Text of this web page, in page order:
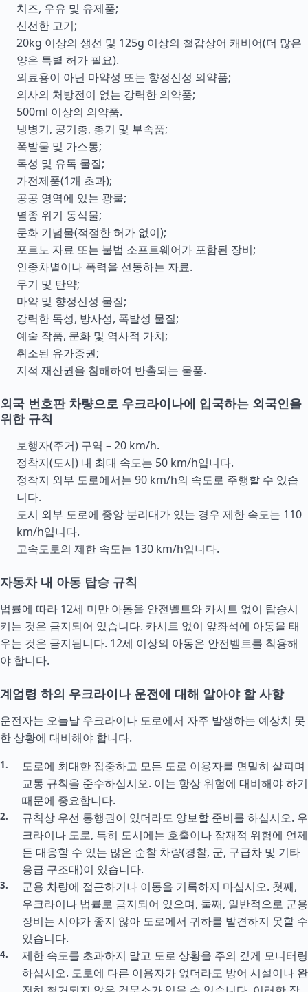
치즈, 우유 및 유제품;
신선한 고기;
20kg 이상의 생선 및 125g 이상의 철갑상어 캐비어(더 많은
양은 특별 허가 필요).
의료용이 아닌 마약성 또는 향정신성 의약품;
의사의 처방전이 없는 강력한 의약품;
500ml 이상의 의약품.
냉병기, 공기총, 총기 및 부속품;
폭발물 및 가스통;
독성 및 유독 물질;
가전제품(1개 초과);
공공 영역에 있는 광물;
멸종 위기 동식물;
문화 기념물(적절한 허가 없이);
포르노 자료 또는 불법 소프트웨어가 포함된 장비;
인종차별이나 폭력을 선동하는 자료.
무기 및 탄약;
마약 및 향정신성 물질;
강력한 독성, 방사성, 폭발성 물질;
예술 작품, 문화 및 역사적 가치;
취소된 유가증권;
지적 재산권을 침해하여 반출되는 물품.
외국 번호판 차량으로 우크라이나에 입국하는 외국인을
위한 규칙
보행자(주거) 구역 – 20 km/h.
정착지(도시) 내 최대 속도는 50 km/h입니다.
정착지 외부 도로에서는 90 km/h의 속도로 주행할 수 있습
니다.
도시 외부 도로에 중앙 분리대가 있는 경우 제한 속도는 110
km/h입니다.
고속도로의 제한 속도는 130 km/h입니다.
자동차 내 아동 탑승 규칙
법률에 따라 12세 미만 아동을 안전벨트와 카시트 없이 탑승시
키는 것은 금지되어 있습니다. 카시트 없이 앞좌석에 아동을 태
우는 것은 금지됩니다. 12세 이상의 아동은 안전벨트를 착용해
야 합니다.
계엄령 하의 우크라이나 운전에 대해 알아야 할 사항
운전자는 오늘날 우크라이나 도로에서 자주 발생하는 예상치 못
한 상황에 대비해야 합니다.
도로에 최대한 집중하고 모든 도로 이용자를 면밀히 살피며
교통 규칙을 준수하십시오. 이는 항상 위험에 대비해야 하기
때문에 중요합니다.
규칙상 우선 통행권이 있더라도 양보할 준비를 하십시오. 우
크라이나 도로, 특히 도시에는 호출이나 잠재적 위험에 언제
든 대응할 수 있는 많은 순찰 차량(경찰, 군, 구급차 및 기타
응급 구조대)이 있습니다.
군용 차량에 접근하거나 이동을 기록하지 마십시오. 첫째,
우크라이나 법률로 금지되어 있으며, 둘째, 일반적으로 군용
장비는 시야가 좋지 않아 도로에서 귀하를 발견하지 못할 수
있습니다.
제한 속도를 초과하지 말고 도로 상황을 주의 깊게 모니터링
하십시오. 도로에 다른 이용자가 없더라도 방어 시설이나 완